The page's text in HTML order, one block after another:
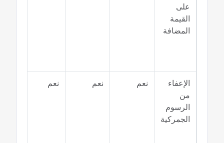
على
القيمة
المضافة
الإعفاء
من
الرسوم
الجمركية
نعم نعم نعم